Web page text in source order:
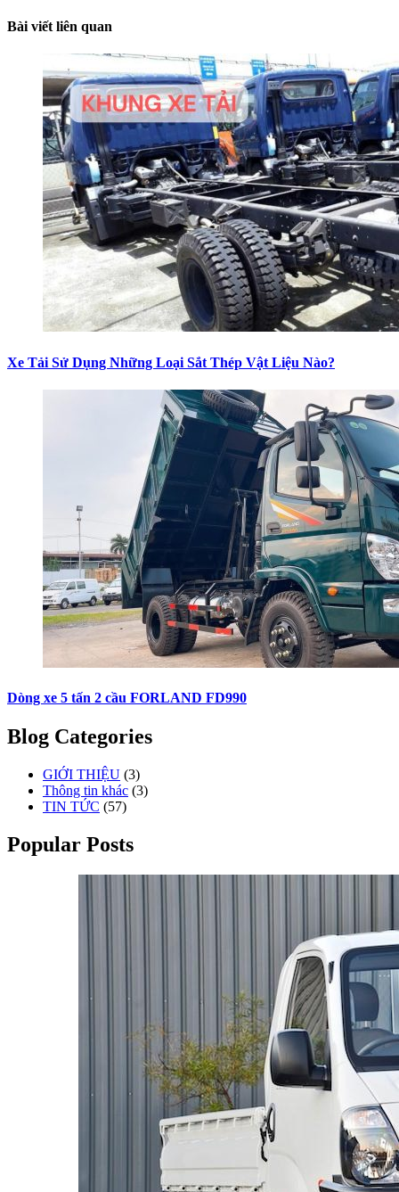
Bài viết liên quan
Xe Tải Sử Dụng Những Loại Sắt Thép Vật Liệu Nào?
Dòng xe 5 tấn 2 cầu FORLAND FD990
Blog Categories
GIỚI THIỆU (3)
Thông tin khác (3)
TIN TỨC (57)
Popular Posts